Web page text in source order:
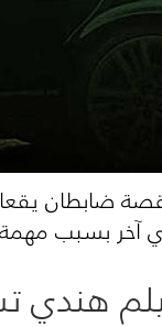
ضابطان يقعان
آخر بسبب